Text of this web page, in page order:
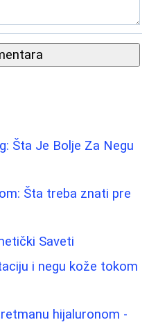
Šta Je Bolje Za Negu
Šta treba znati pre
Saveti
i negu kože tokom
hijaluronom -